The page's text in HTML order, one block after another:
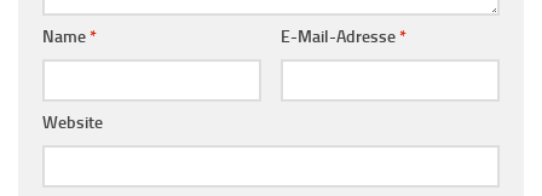
Name* E-Mail-Adresse*
Website